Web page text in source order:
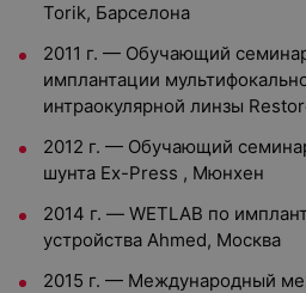
Torik, Барселона
2011 г. — Обучающий
имплантации
интраокулярной линзы
2012 г. — Обучающий
шунта Ex-Press , Мюнхен
2014 г. — WETLAB по
устройства Ahmed, Москва
2015 г. — Международный